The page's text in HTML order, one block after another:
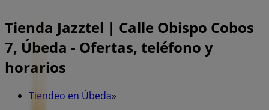
Tienda Jazztel | Calle Obispo Cobos
7, Úbeda - Ofertas, teléfono y
horarios
Tiendeo en Úbeda»